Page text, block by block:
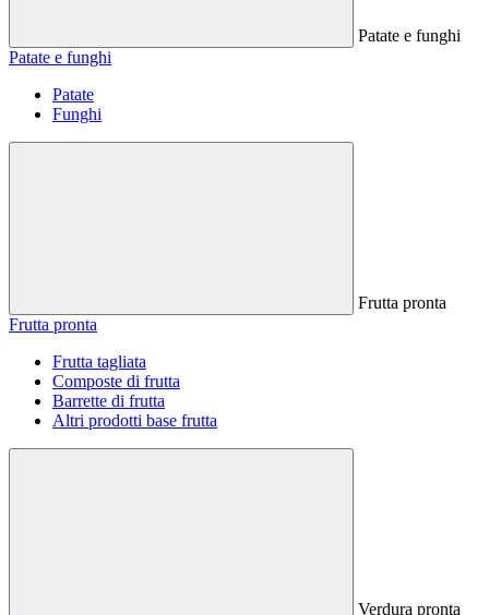
Patate e funghi
Patate e funghi
Patate
Funghi
Frutta pronta
Frutta pronta
Frutta tagliata
Composte di frutta
Barrette di frutta
Altri prodotti base frutta
Verdura pronta